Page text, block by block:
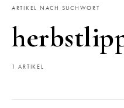
ARTIKEL NACH SUCHWORT
1 ARTIKEL